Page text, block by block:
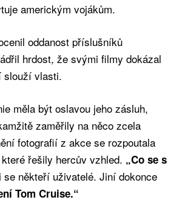
americkým vojákům.
oddanost příslušníků
hrdost, že svými filmy dokázal
slouží vlasti.
měla být oslavou jeho zásluh,
zaměřily na něco zcela
fotografií z akce se rozpoutala
řešily hercův vzhled. „Co se s
se někteří uživatelé. Jiní dokonce
Tom Cruise.“